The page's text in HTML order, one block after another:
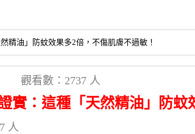
精油」防蚊效果多2倍，不傷肌膚不過敏！
觀看數：2737 人
實：這種「天然精油」防蚊
人